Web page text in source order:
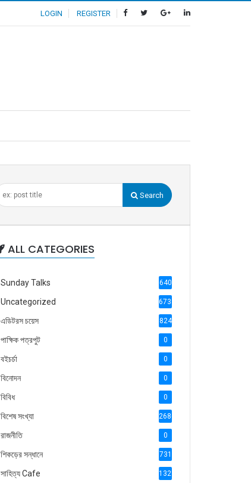
LOGIN REGISTER
Search
ALL CATEGORIES
Sunday Talks 640
Uncategorized 6738
এডিটরস চয়েস 824
পাক্ষিক পত্রপুট 0
বইচর্চা 0
বিনোদন 0
বিবিধ 0
বিশেষ সংখ্যা 2686
রাজনীতি 0
শিকড়ের সন্ধানে 731
সাহিত্য Cafe 1321